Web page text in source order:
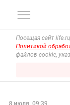
Посещая сайт
Политикой
файлов cookie,
8 июля, 09:39